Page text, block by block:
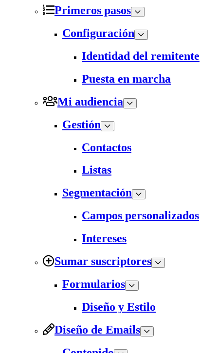
Primeros pasos
Configuración
Identidad del remitente
Puesta en marcha
Mi audiencia
Gestión
Contactos
Listas
Segmentación
Campos personalizados
Intereses
Sumar suscriptores
Formularios
Diseño y Estilo
Diseño de Emails